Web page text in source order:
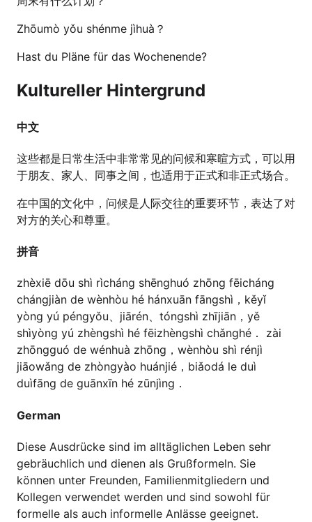
Zhōumò yǒu shénme jìhuà？
Hast du Pläne für das Wochenende?
Kultureller Hintergrund
中文
这些都是日常生活中非常常见的问候和寒暄方式，可以用
于朋友、家人、同事之间，也适用于正式和非正式场合。
在中国的文化中，问候是人际交往的重要环节，表达了对
对方的关心和尊重。
拼音
zhèxiē dōu shì rìcháng shēnghuó zhōng fēicháng
chángjiàn de wènhòu hé hánxuān fāngshì，kěyǐ
yòng yú péngyǒu、jiārén、tóngshì zhījiān，yě
shìyòng yú zhèngshì hé fēizhèngshì chǎnghé． zài
zhōngguó de wénhuà zhōng，wènhòu shì rénjì
jiāowǎng de zhòngyào huánjié，biǎodá le duì
duìfāng de guānxīn hé zūnjìng．
German
Diese Ausdrücke sind im alltäglichen Leben sehr
gebräuchlich und dienen als Grußformeln. Sie
können unter Freunden, Familienmitgliedern und
Kollegen verwendet werden und sind sowohl für
formelle als auch informelle Anlässe geeignet.